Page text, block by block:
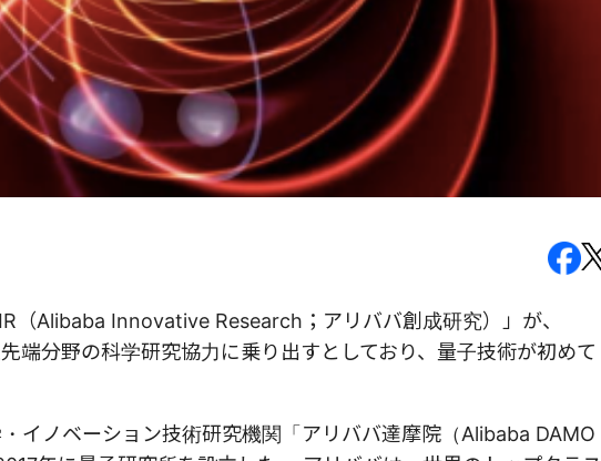
（Alibaba Innovative Research；アリババ創成研究）」が、
端分野の科学研究協力に乗り出すとしており、量子技術が初めて
イノベーション技術研究機関「アリババ達摩院（Alibaba DAMO